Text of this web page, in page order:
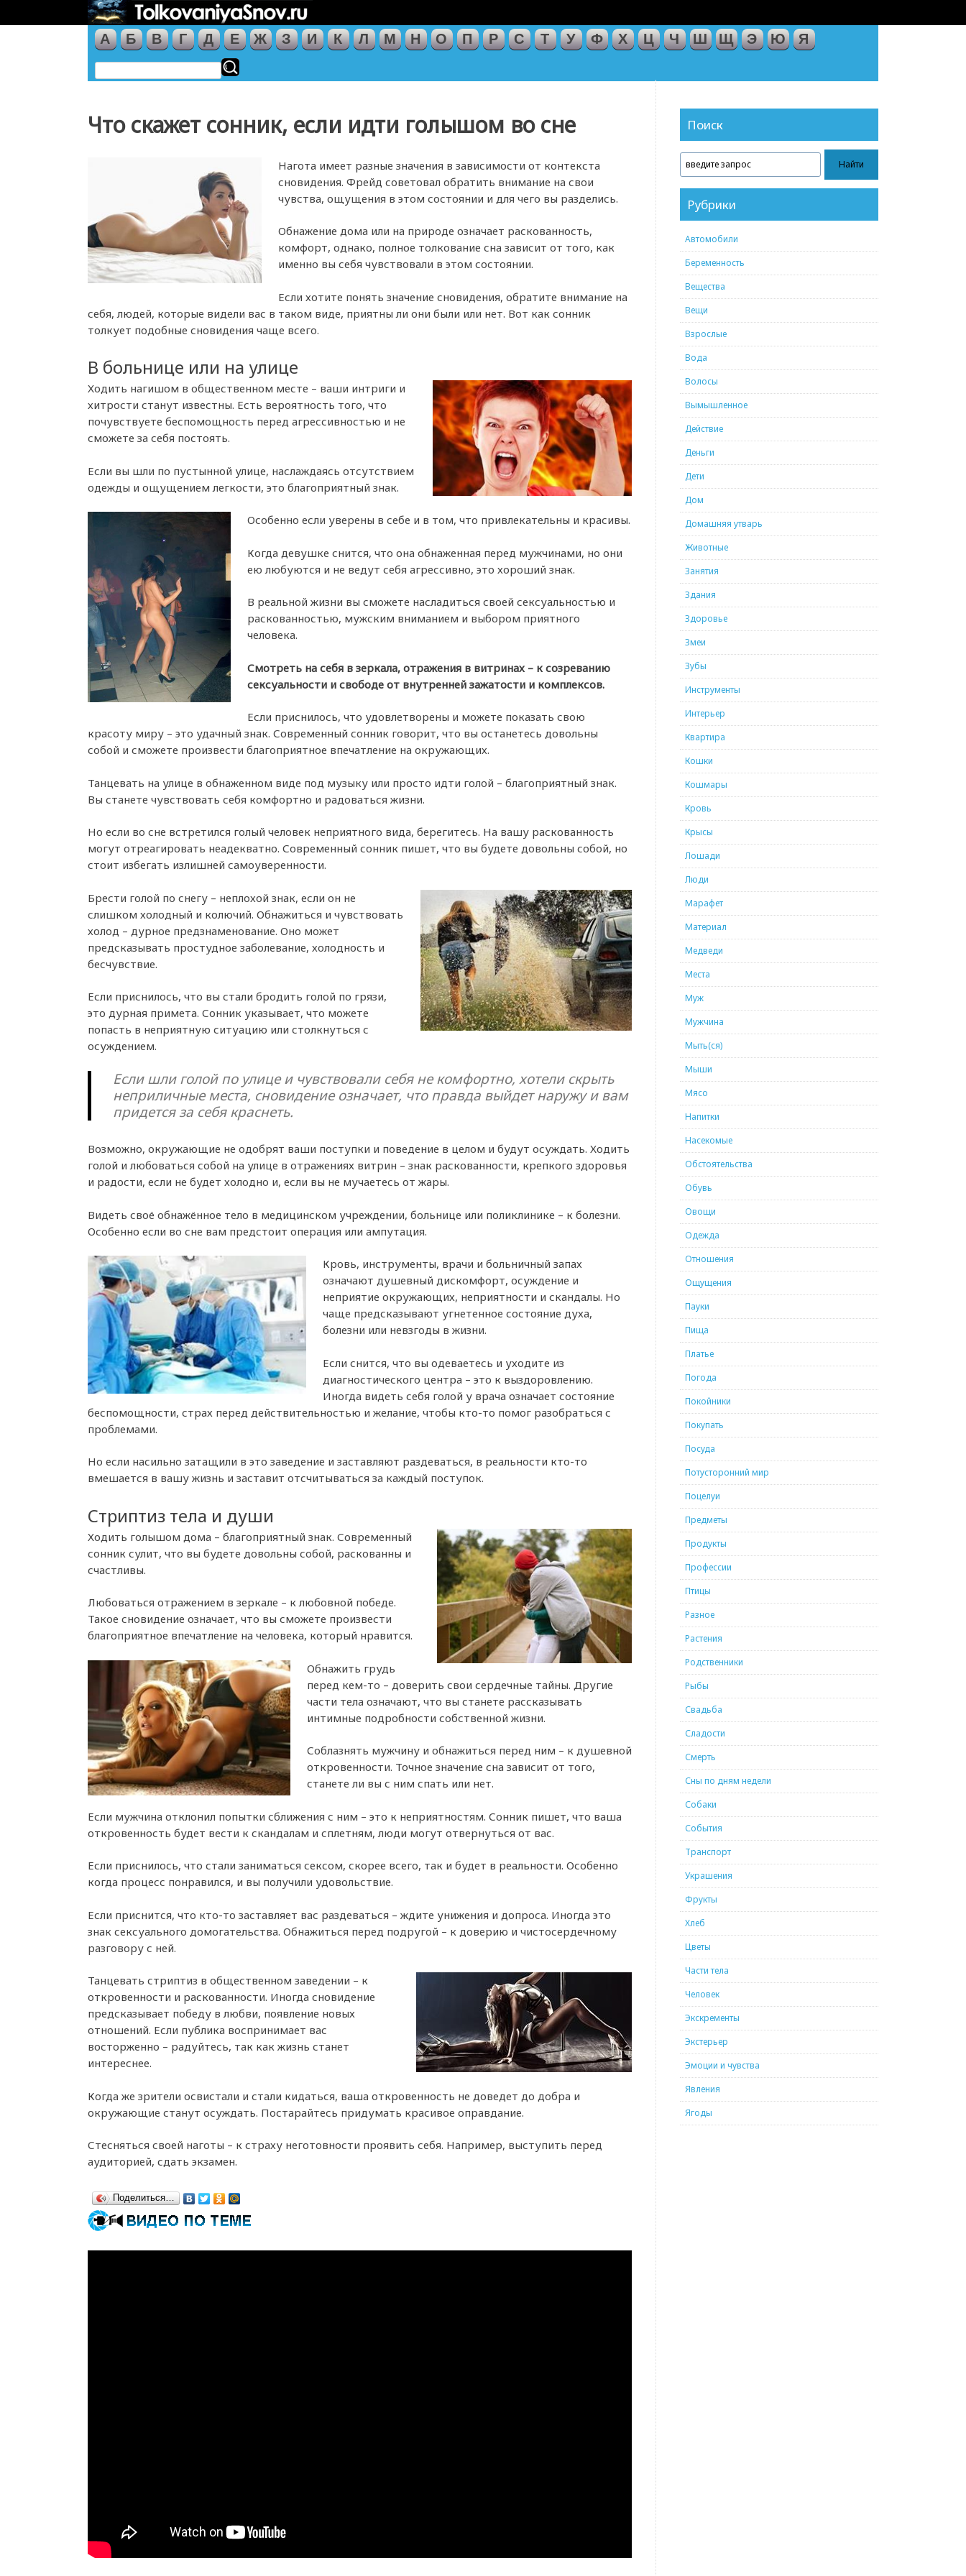
А Б В Г Д Е Ж З И К Л М Н О П Р С Т У Ф Х Ц Ч Ш Щ Э Ю Я
Что скажет сонник, если идти голышом во сне
Нагота имеет разные значения в зависимости от контекста
сновидения. Фрейд советовал обратить внимание на свои
чувства, ощущения в этом состоянии и для чего вы разделись.
Обнажение дома или на природе означает раскованность,
комфорт, однако, полное толкование сна зависит от того, как
именно вы себя чувствовали в этом состоянии.
Если хотите понять значение сновидения, обратите внимание на
себя, людей, которые видели вас в таком виде, приятны ли они были или нет. Вот как сонник
толкует подобные сновидения чаще всего.
В больнице или на улице
Ходить нагишом в общественном месте – ваши интриги и
хитрости станут известны. Есть вероятность того, что
почувствуете беспомощность перед агрессивностью и не
сможете за себя постоять.
Если вы шли по пустынной улице, наслаждаясь отсутствием
одежды и ощущением легкости, это благоприятный знак.
Особенно если уверены в себе и в том, что привлекательны и красивы.
Когда девушке снится, что она обнаженная перед мужчинами, но они
ею любуются и не ведут себя агрессивно, это хороший знак.
В реальной жизни вы сможете насладиться своей сексуальностью и
раскованностью, мужским вниманием и выбором приятного
человека.
Смотреть на себя в зеркала, отражения в витринах – к созреванию
сексуальности и свободе от внутренней зажатости и комплексов.
Если приснилось, что удовлетворены и можете показать свою
красоту миру – это удачный знак. Современный сонник говорит, что вы останетесь довольны
собой и сможете произвести благоприятное впечатление на окружающих.
Танцевать на улице в обнаженном виде под музыку или просто идти голой – благоприятный знак.
Вы станете чувствовать себя комфортно и радоваться жизни.
Но если во сне встретился голый человек неприятного вида, берегитесь. На вашу раскованность
могут отреагировать неадекватно. Современный сонник пишет, что вы будете довольны собой, но
стоит избегать излишней самоуверенности.
Брести голой по снегу – неплохой знак, если он не
слишком холодный и колючий. Обнажиться и чувствовать
холод – дурное предзнаменование. Оно может
предсказывать простудное заболевание, холодность и
бесчувствие.
Если приснилось, что вы стали бродить голой по грязи,
это дурная примета. Сонник указывает, что можете
попасть в неприятную ситуацию или столкнуться с
осуждением.
Если шли голой по улице и чувствовали себя не комфортно, хотели скрыть
неприличные места, сновидение означает, что правда выйдет наружу и вам
придется за себя краснеть.
Возможно, окружающие не одобрят ваши поступки и поведение в целом и будут осуждать. Ходить
голой и любоваться собой на улице в отражениях витрин – знак раскованности, крепкого здоровья
и радости, если не будет холодно и, если вы не мучаетесь от жары.
Видеть своё обнажённое тело в медицинском учреждении, больнице или поликлинике – к болезни.
Особенно если во сне вам предстоит операция или ампутация.
Кровь, инструменты, врачи и больничный запах
означают душевный дискомфорт, осуждение и
неприятие окружающих, неприятности и скандалы. Но
чаще предсказывают угнетенное состояние духа,
болезни или невзгоды в жизни.
Если снится, что вы одеваетесь и уходите из
диагностического центра – это к выздоровлению.
Иногда видеть себя голой у врача означает состояние
беспомощности, страх перед действительностью и желание, чтобы кто-то помог разобраться с
проблемами.
Но если насильно затащили в это заведение и заставляют раздеваться, в реальности кто-то
вмешается в вашу жизнь и заставит отсчитываться за каждый поступок.
Стриптиз тела и души
Ходить голышом дома – благоприятный знак. Современный
сонник сулит, что вы будете довольны собой, раскованны и
счастливы.
Любоваться отражением в зеркале – к любовной победе.
Такое сновидение означает, что вы сможете произвести
благоприятное впечатление на человека, который нравится.
Обнажить грудь
перед кем-то – доверить свои сердечные тайны. Другие
части тела означают, что вы станете рассказывать
интимные подробности собственной жизни.
Соблазнять мужчину и обнажиться перед ним – к душевной
откровенности. Точное значение сна зависит от того,
станете ли вы с ним спать или нет.
Если мужчина отклонил попытки сближения с ним – это к неприятностям. Сонник пишет, что ваша
откровенность будет вести к скандалам и сплетням, люди могут отвернуться от вас.
Если приснилось, что стали заниматься сексом, скорее всего, так и будет в реальности. Особенно
когда процесс понравился, и вы получили удовольствие.
Если приснится, что кто-то заставляет вас раздеваться – ждите унижения и допроса. Иногда это
знак сексуального домогательства. Обнажиться перед подругой – к доверию и чистосердечному
разговору с ней.
Танцевать стриптиз в общественном заведении – к
откровенности и раскованности. Иногда сновидение
предсказывает победу в любви, появление новых
отношений. Если публика воспринимает вас
восторженно – радуйтесь, так как жизнь станет
интереснее.
Когда же зрители освистали и стали кидаться, ваша откровенность не доведет до добра и
окружающие станут осуждать. Постарайтесь придумать красивое оправдание.
Стесняться своей наготы – к страху неготовности проявить себя. Например, выступить перед
аудиторией, сдать экзамен.
Поделиться…
Поиск
Рубрики
Автомобили
Беременность
Вещества
Вещи
Взрослые
Вода
Волосы
Вымышленное
Действие
Деньги
Дети
Дом
Домашняя утварь
Животные
Занятия
Здания
Здоровье
Змеи
Зубы
Инструменты
Интерьер
Квартира
Кошки
Кошмары
Кровь
Крысы
Лошади
Люди
Марафет
Материал
Медведи
Места
Муж
Мужчина
Мыть(ся)
Мыши
Мясо
Напитки
Насекомые
Обстоятельства
Обувь
Овощи
Одежда
Отношения
Ощущения
Пауки
Пища
Платье
Погода
Покойники
Покупать
Посуда
Потусторонний мир
Поцелуи
Предметы
Продукты
Профессии
Птицы
Разное
Растения
Родственники
Рыбы
Свадьба
Сладости
Смерть
Сны по дням недели
Собаки
События
Транспорт
Украшения
Фрукты
Хлеб
Цветы
Части тела
Человек
Экскременты
Экстерьер
Эмоции и чувства
Явления
Ягоды